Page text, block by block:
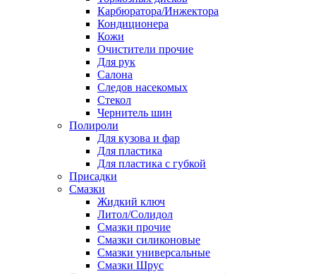
Карбюратора/Инжектора
Кондиционера
Кожи
Очистители прочие
Для рук
Салона
Следов насекомых
Стекол
Чернитель шин
Полироли
Для кузова и фар
Для пластика
Для пластика с губкой
Присадки
Смазки
Жидкий ключ
Литол/Солидол
Смазки прочие
Смазки силиконовые
Смазки универсальные
Смазки Шрус